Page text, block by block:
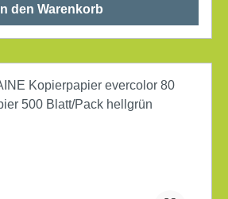
In den Warenkorb